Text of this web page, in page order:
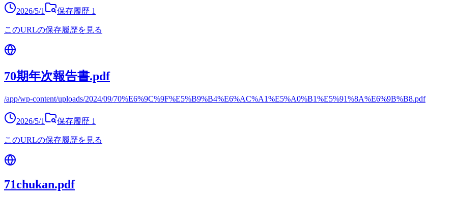
2026/5/1 保存履歴 1
このURLの保存履歴を見る
70期年次報告書.pdf
/app/wp-content/uploads/2024/09/70%E6%9C%9F%E5%B9%B4%E6%AC%A1%E5%A0%B1%E5%91%8A%E6%9B%B8.pdf
2026/5/1 保存履歴 1
このURLの保存履歴を見る
71chukan.pdf